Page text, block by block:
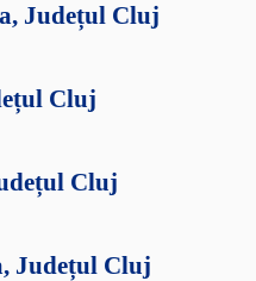
Județul Cluj
Cluj
Cluj
Județul Cluj